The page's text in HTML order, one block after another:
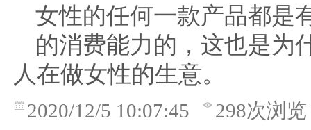
女性的任何一款产品都是
的消费能力的，这也是为
人在做女性的生意。
2020/12/5 10:07:45 298次浏览